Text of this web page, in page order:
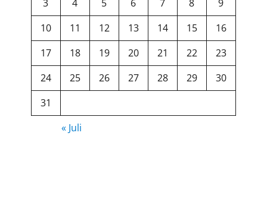
3
4 5 6 7 8
9
10
11 12 13 14 15
16
17
18 19 20 21 22
23
24
25 26 27 28 29
30
31
« Juli